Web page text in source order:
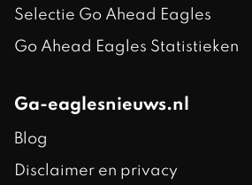
Selectie Go Ahead Eagles
Go Ahead Eagles Statistieken
Ga-eaglesnieuws.nl
Blog
Disclaimer en privacy